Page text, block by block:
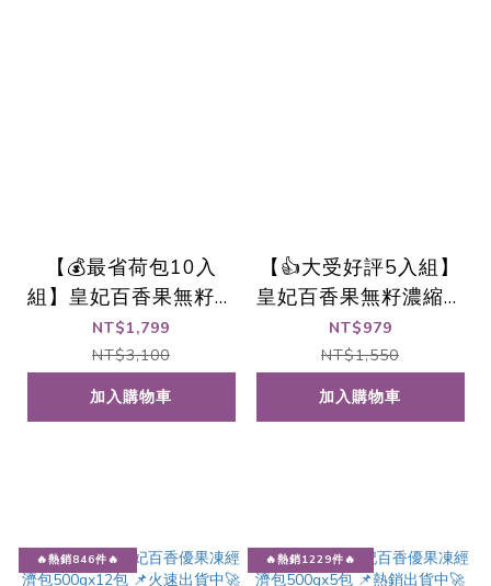
【💰最省荷包10入
組】皇妃百香果無籽濃
縮汁(680ml)
NT$1,799
NT$3,100
加入購物車
【👍大受好評5入組】
皇妃百香果無籽濃縮汁
(680ml)
NT$979
NT$1,550
加入購物車
🔥熱銷846件🔥 🔥熱銷1229件🔥